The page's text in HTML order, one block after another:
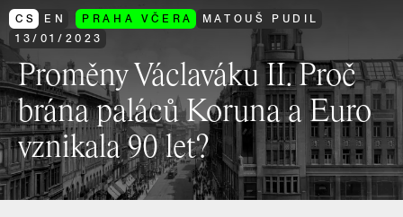
CS EN PRAHA VČERA
MATOUŠ PUDIL
13/ 01/ 2023
Proměny Václaváku II. Proč
brána paláců Koruna a Euro
vznikala 90 let?